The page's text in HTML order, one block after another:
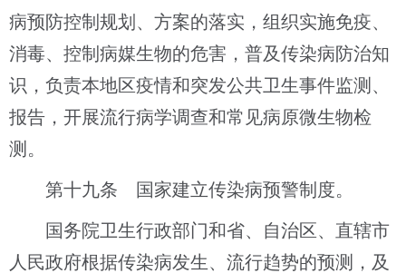
病预防控制规划、方案的落实，组织实施免疫、
消毒、控制病媒生物的危害，普及传染病防治知
识，负责本地区疫情和突发公共卫生事件监测、
报告，开展流行病学调查和常见病原微生物检
测。
第十九条 国家建立传染病预警制度。
国务院卫生行政部门和省、自治区、直辖市
人民政府根据传染病发生、流行趋势的预测，及